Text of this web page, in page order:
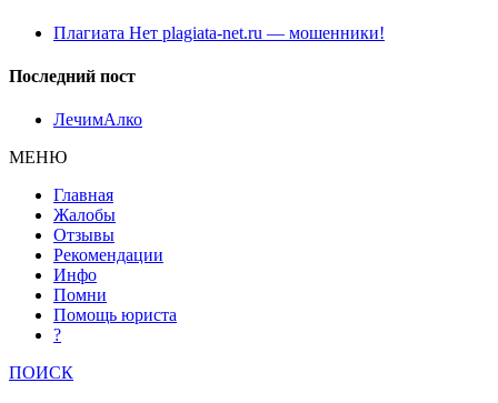
Плагиата Нет plagiata-net.ru — мошенники!
Последний пост
ЛечимАлко
МЕНЮ
Главная
Жалобы
Отзывы
Рекомендации
Инфо
Помни
Помощь юриста
?
ПОИСК